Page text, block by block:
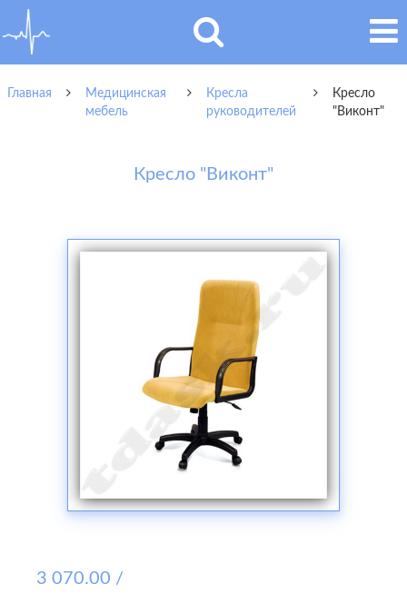
Главная
Медицинская
мебель
Кресла
руководителей
Кресло
"Виконт"
Кресло "Виконт"
3 070.00 /